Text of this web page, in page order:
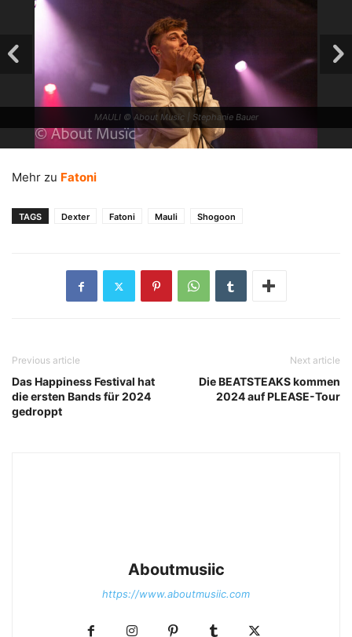
MAULI © About Musïc | Stephanie Bauer
Mehr zu Fatoni
TAGS Dexter Fatoni Mauli Shogoon
Previous article
Das Happiness Festival hat
die ersten Bands für 2024
gedroppt
Next article
Die BEATSTEAKS kommen
2024 auf PLEASE-Tour
Aboutmusiic
https://www.aboutmusiic.com